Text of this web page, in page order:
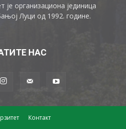
је организациона јединица
Луци од 1992. године.
НАС
Контакт